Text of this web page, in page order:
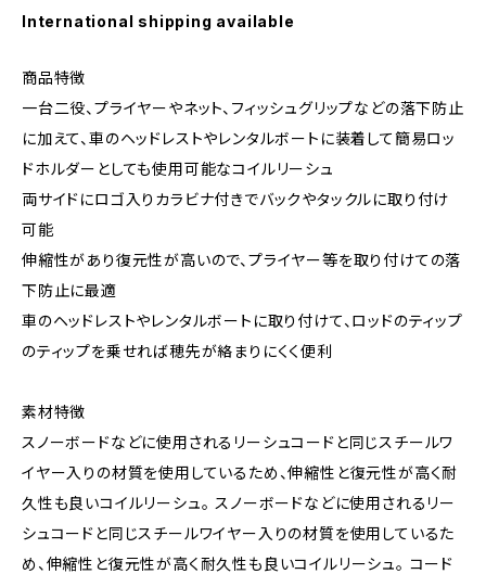
International shipping available
商品特徴
一台二役、プライヤーやネット、フィッシュグリップなどの落下防止
に加えて、車のヘッドレストやレンタルボートに装着して簡易ロッ
ドホルダーとしても使用可能なコイルリーシュ
両サイドにロゴ入りカラビナ付きでバックやタックルに取り付け
可能
伸縮性があり復元性が高いので、プライヤー等を取り付けての落
下防止に最適
車のヘッドレストやレンタルボートに取り付けて、ロッドのティップ
のティップを乗せれば穂先が絡まりにくく便利
素材特徴
スノーボードなどに使用されるリーシュコードと同じスチールワ
イヤー入りの材質を使用しているため、伸縮性と復元性が高く耐
久性も良いコイルリーシュ。 スノーボードなどに使用されるリー
シュコードと同じスチールワイヤー入りの材質を使用しているた
め、伸縮性と復元性が高く耐久性も良いコイルリーシュ。 コード